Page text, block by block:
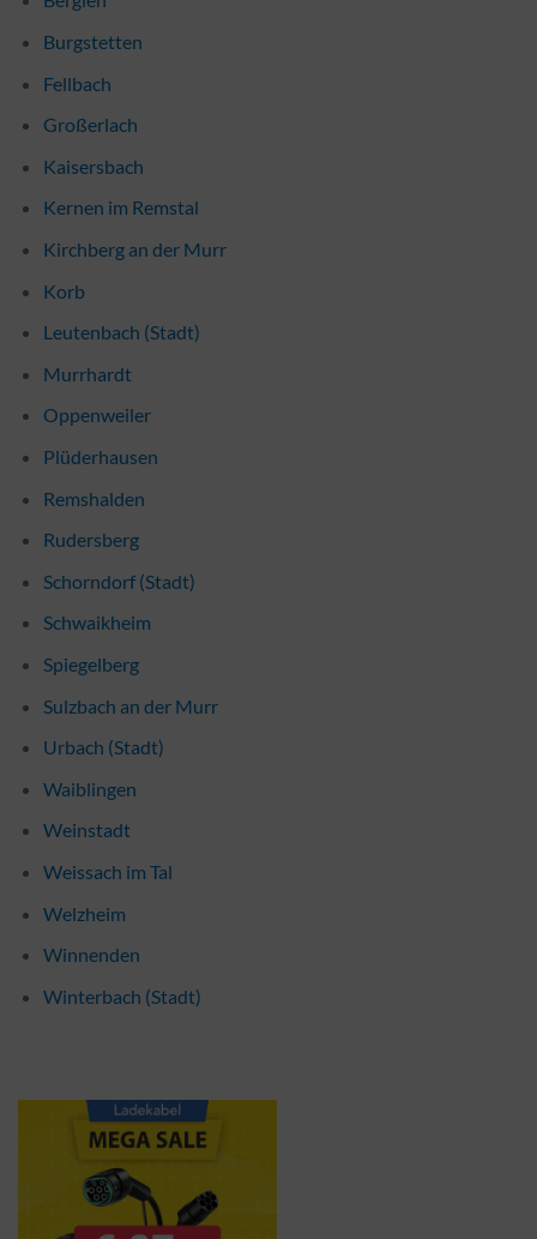
Burgstetten
Fellbach
Großerlach
Kaisersbach
Kernen im Remstal
Kirchberg an der Murr
Korb
Leutenbach (Stadt)
Murrhardt
Oppenweiler
Plüderhausen
Remshalden
Rudersberg
Schorndorf (Stadt)
Schwaikheim
Spiegelberg
Sulzbach an der Murr
Urbach (Stadt)
Waiblingen
Weinstadt
Weissach im Tal
Welzheim
Winnenden
Winterbach (Stadt)